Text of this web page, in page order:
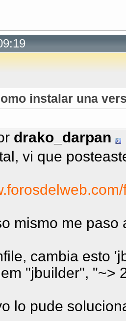
instalar una
drako_darpan
vi que
mismo me
cambia esto
"jbuilder", "~>
lo pude